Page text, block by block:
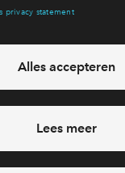
eventuele projecten
712 28 68